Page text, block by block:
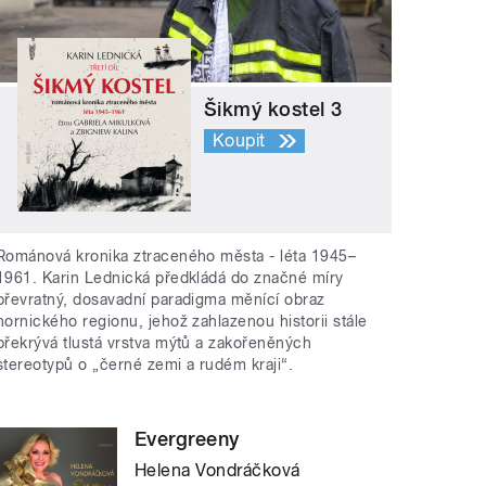
Šikmý kostel 3
Koupit
kronika ztraceného města - léta 1945–
Karin Lednická předkládá do značné míry
dosavadní paradigma měnící obraz
regionu, jehož zahlazenou historii stále
tlustá vrstva mýtů a zakořeněných
o „černé zemi a rudém kraji“.
Evergreeny
Helena Vondráčková